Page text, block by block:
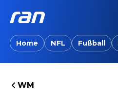
Home NFL Fußball
WM